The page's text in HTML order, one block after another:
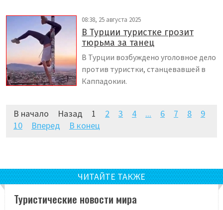
08:38, 25 августа 2025
В Турции туристке грозит
тюрьма за танец
В Турции возбуждено уголовное дело
против туристки, станцевавшей в
Каппадокии.
В начало Назад 1 2 3 4 ... 6 7 8
9
10
Вперед В конец
ЧИТАЙТЕ ТАКЖЕ
Туристические новости мира